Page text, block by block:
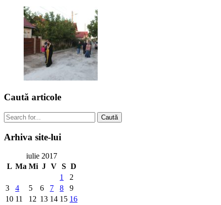
Caută articole
Caută
Arhiva site-lui
iulie 2017
L Ma Mi J V S D
1
2
3
4 5 6 7 8
9
10 11 12 13 14 15 16